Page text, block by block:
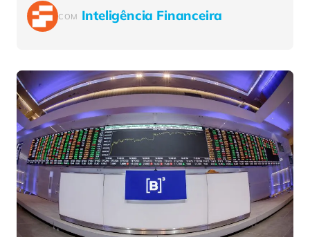
COM Inteligência Financeira